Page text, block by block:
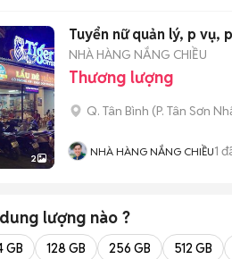
2
Tuyển nữ quản lý, p vụ,
NHÀ HÀNG NẮNG CHIỀU
Thương lượng
Q. Tân Bình (P. Tân Sơn
NHÀ HÀNG NẮNG CHIỀU1
dung lượng nào ?
GB 128 GB 256 GB 512 GB